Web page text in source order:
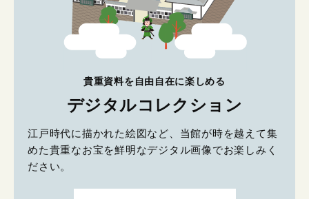
貴重資料を自由自在に楽しめる
デジタルコレクション
江戸時代に描かれた絵図など、当館が時を越えて集
めた貴重なお宝を鮮明なデジタル画像でお楽しみく
ださい。